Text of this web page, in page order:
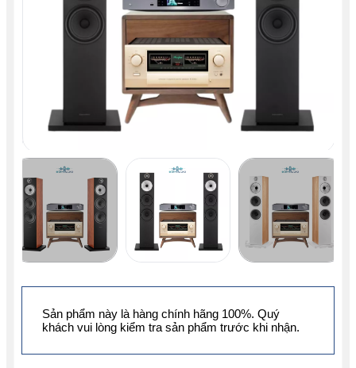
Sản phẩm này là hàng chính hãng 100%. Quý
khách vui lòng kiểm tra sản phẩm trước khi nhận.